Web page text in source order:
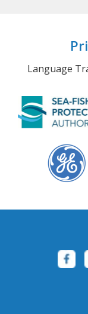
Language